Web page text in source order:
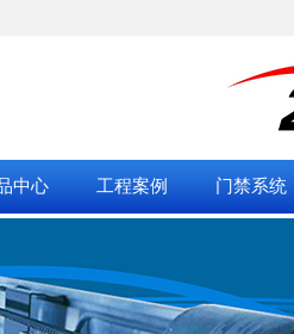
中心 工程案例 门禁系统